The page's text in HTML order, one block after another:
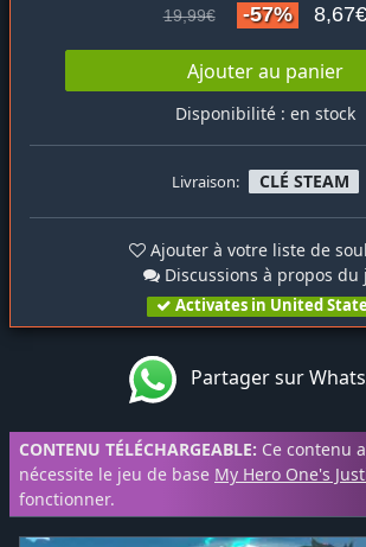
19,99€ -57% 8,67€
Ajouter au panier
Disponibilité : en stock
Livraison: CLÉ STEAM
Ajouter à votre liste de
Discussions à propos du
Activates in United
Partager sur
CONTENU TÉLÉCHARGEABLE: Ce contenu
nécessite le jeu de base My Hero One's
fonctionner.